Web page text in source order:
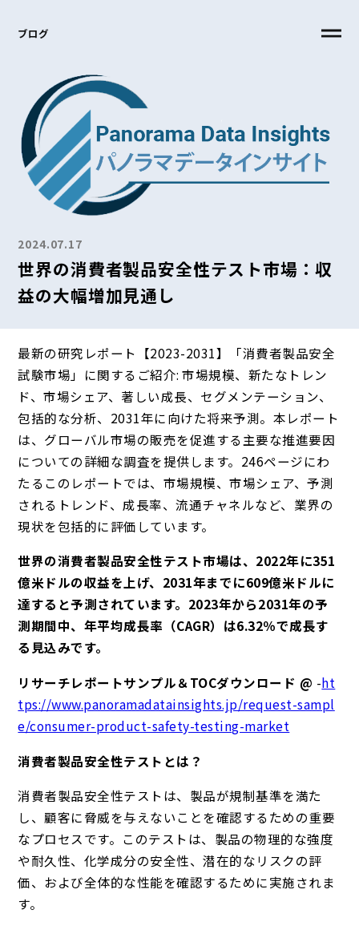
ブログ
2024.07.17
世界の消費者製品安全性テスト市場：収
益の大幅増加見通し
最新の研究レポート【2023-2031】「消費者製品安全
試験市場」に関するご紹介: 市場規模、新たなトレン
ド、市場シェア、著しい成長、セグメンテーション、
包括的な分析、2031年に向けた将来予測。本レポート
は、グローバル市場の販売を促進する主要な推進要因
についての詳細な調査を提供します。246ページにわ
たるこのレポートでは、市場規模、市場シェア、予測
されるトレンド、成長率、流通チャネルなど、業界の
現状を包括的に評価しています。
世界の消費者製品安全性テスト市場は、2022年に351
億米ドルの収益を上げ、2031年までに609億米ドルに
達すると予測されています。2023年から2031年の予
測期間中、年平均成長率（CAGR）は6.32％で成長す
る見込みです。
リサーチレポートサンプル＆TOCダウンロード @ -ht
tps://www.panoramadatainsights.jp/request-sampl
e/consumer-product-safety-testing-market
消費者製品安全性テストとは？
消費者製品安全性テストは、製品が規制基準を満た
し、顧客に脅威を与えないことを確認するための重要
なプロセスです。このテストは、製品の物理的な強度
や耐久性、化学成分の安全性、潜在的なリスクの評
価、および全体的な性能を確認するために実施されま
す。